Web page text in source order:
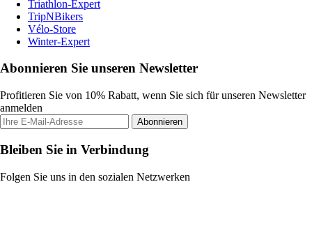
Triathlon-Expert
TripNBikers
Vélo-Store
Winter-Expert
Abonnieren Sie unseren Newsletter
Profitieren Sie von 10% Rabatt, wenn Sie sich für unseren Newsletter
anmelden
Abonnieren
Bleiben Sie in Verbindung
Folgen Sie uns in den sozialen Netzwerken